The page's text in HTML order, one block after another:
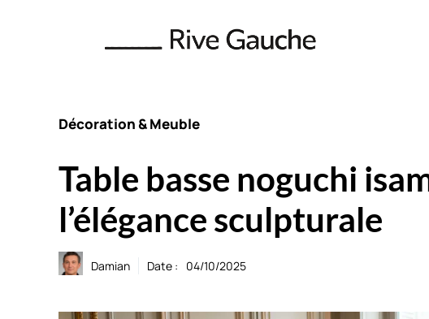
Décoration & Meuble
Table basse noguchi
l’élégance sculpturale
Damian Date : 04/10/2025